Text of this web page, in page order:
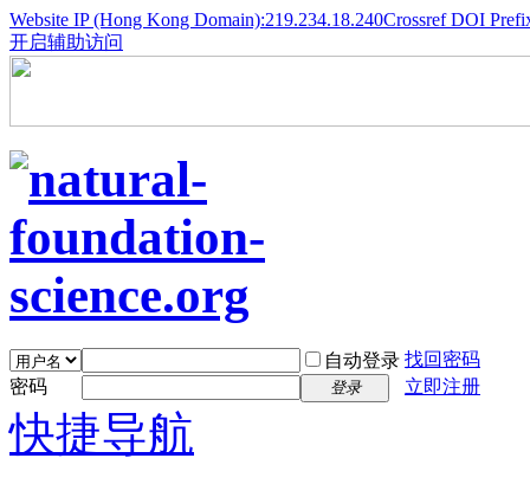
Website IP (Hong Kong Domain):219.234.18.240Crossref DOI
开启辅助访问
自动登录 找回密码
密码
登录 立即注册
快捷导航